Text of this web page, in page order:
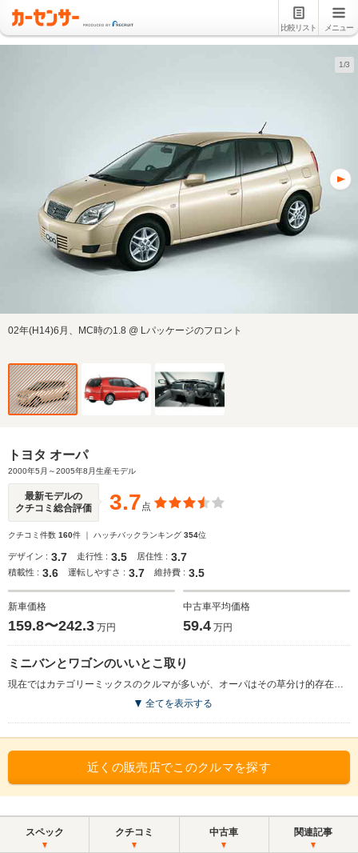
比較リスト メニュー
1/3
02年(H14)6月、MC時の1.8 @ Lパッケージのフロント
トヨタ オーパ
2000年5月～2005年8月生産モデル
最新モデルの
クチコミ総合評価
3.7点
クチコミ件数 160件 ｜ ハッチバックランキング 354位
デザイン : 3.7 走行性 : 3.5 居住性 : 3.7
積載性 : 3.6 運転しやすさ : 3.7 維持費 : 3.5
新車価格
159.8〜242.3 万円
中古車平均価格
59.4 万円
ミニバンとワゴンのいいとこ取り
現在ではカテゴリーミックスのクルマが多いが、オーパはその草分け的存在で、ミニバンの多機能性に高級サルーンの走りを融合させた。デザインはミニバン風だが、サードシートはもたない。ただしウォークスルーとフルフラットが可能なフロントシートや、120mmスライド＆ダブルフラット機構を備えた6：4分割式リアシートによって、多彩なシートアレンジを実現。ラゲージスペースも通常でゴルフバッグ4個が積載可能で、さらに床下にも収納スペースを設けた。エンジンは2Lの直噴D-4と1.8Lの直4。2Lの直噴エンジンにはトヨタ車で初めて、CVTが組み合わされた。（2000.5）
全てを表示する
近くの販売店でこのクルマを探す
スペック クチコミ 中古車 関連記事